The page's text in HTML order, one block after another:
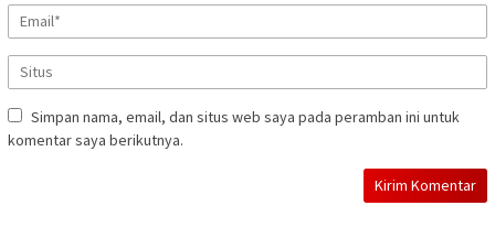
Simpan nama, email, dan situs web saya pada peramban ini untuk
komentar saya berikutnya.